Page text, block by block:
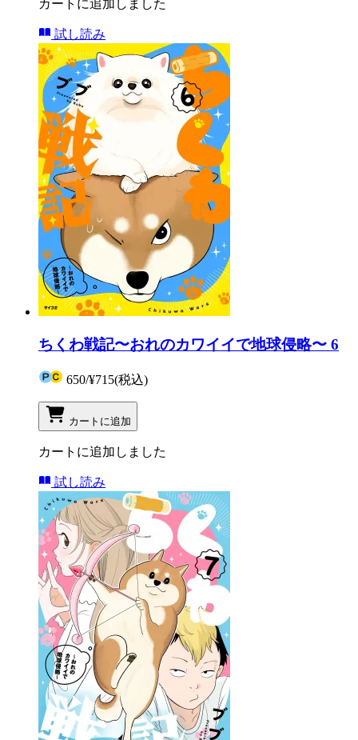
カートに追加しました
試し読み
ちくわ戦記〜おれのカワイイで地球侵略〜 6
650/¥715(税込)
カートに追加
カートに追加しました
試し読み